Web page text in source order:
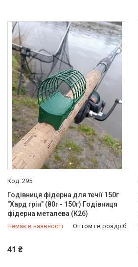
295
Годівниця фідерна для течії 150г
"Хард грін" (80г - 150г) Годівниця
фідерна металева (К26)
Немає в наявності Оптом і в роздріб
41 ₴
+380 (97) 949-97-05